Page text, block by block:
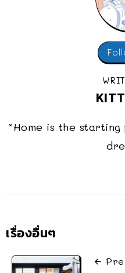
“Home is the
เรื่องอื่นๆ